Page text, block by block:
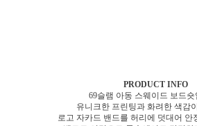
PRODUCT INFO
69슬램 아동 스웨이드 보드숏
유니크한 프린팅과 화려한 색감
로고 자카드 밴드를 허리에 덧대어 안